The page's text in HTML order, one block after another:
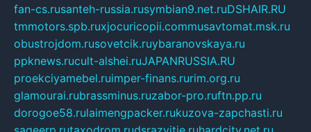
fan-cs.rusanteh-russia.rusymbian9.net.ruDSHAIR.RU
tmmotors.spb.ruxjocuricopii.commusavtomat.msk.ru
obustrojdom.rusovetcik.ruybaranovskaya.ru
ppknews.rucult-alshei.ruJAPANRUSSIA.RU
proekciyamebel.ruimper-finans.rurim.org.ru
glamourai.rubrassminus.ruzabor-pro.ruftn.pp.ru
dorogoe58.rulaimengpacker.rukuzova-zapchasti.ru